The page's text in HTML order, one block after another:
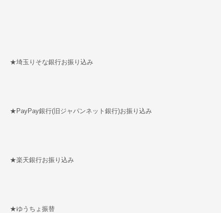
★埼玉りそな銀行お振り込み
★PayPay銀行(旧ジャパンネット銀行)お振り込み
★楽天銀行お振り込み
★ゆうちょ振替